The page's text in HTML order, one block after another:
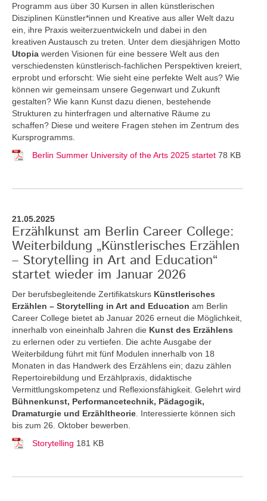
Programm aus über 30 Kursen in allen künstlerischen
Disziplinen Künstler*innen und Kreative aus aller Welt dazu
ein, ihre Praxis weiterzuentwickeln und dabei in den
kreativen Austausch zu treten. Unter dem diesjährigen Motto
Utopia werden Visionen für eine bessere Welt aus den
verschiedensten künstlerisch-fachlichen Perspektiven kreiert,
erprobt und erforscht: Wie sieht eine perfekte Welt aus? Wie
können wir gemeinsam unsere Gegenwart und Zukunft
gestalten? Wie kann Kunst dazu dienen, bestehende
Strukturen zu hinterfragen und alternative Räume zu
schaffen? Diese und weitere Fragen stehen im Zentrum des
Kursprogramms.
Berlin Summer University of the Arts 2025 startet 78 KB
21.05.2025
Erzählkunst am Berlin Career College:
Weiterbildung „Künstlerisches Erzählen
– Storytelling in Art and Education“
startet wieder im Januar 2026
Der berufsbegleitende Zertifikatskurs Künstlerisches
Erzählen – Storytelling in Art and Education am Berlin
Career College bietet ab Januar 2026 erneut die Möglichkeit,
innerhalb von eineinhalb Jahren die Kunst des Erzählens
zu erlernen oder zu vertiefen. Die achte Ausgabe der
Weiterbildung führt mit fünf Modulen innerhalb von 18
Monaten in das Handwerk des Erzählens ein; dazu zählen
Repertoirebildung und Erzählpraxis, didaktische
Vermittlungskompetenz und Reflexionsfähigkeit. Gelehrt wird
Bühnenkunst, Performancetechnik, Pädagogik,
Dramaturgie und Erzähltheorie . Interessierte können sich
bis zum 26. Oktober bewerben.
Storytelling 181 KB